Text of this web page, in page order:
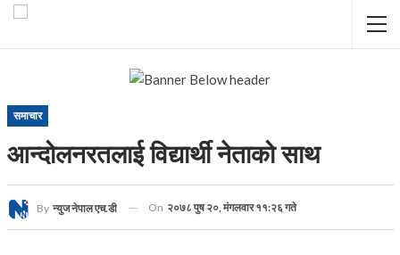
समाचार
आन्दोलनरतलाई विद्यार्थी नेताको साथ
By न्युज नेपाल एच.डी On २०७८ पुष २०, मंगलवार ११:२६ गते